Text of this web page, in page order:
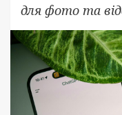
для фото та